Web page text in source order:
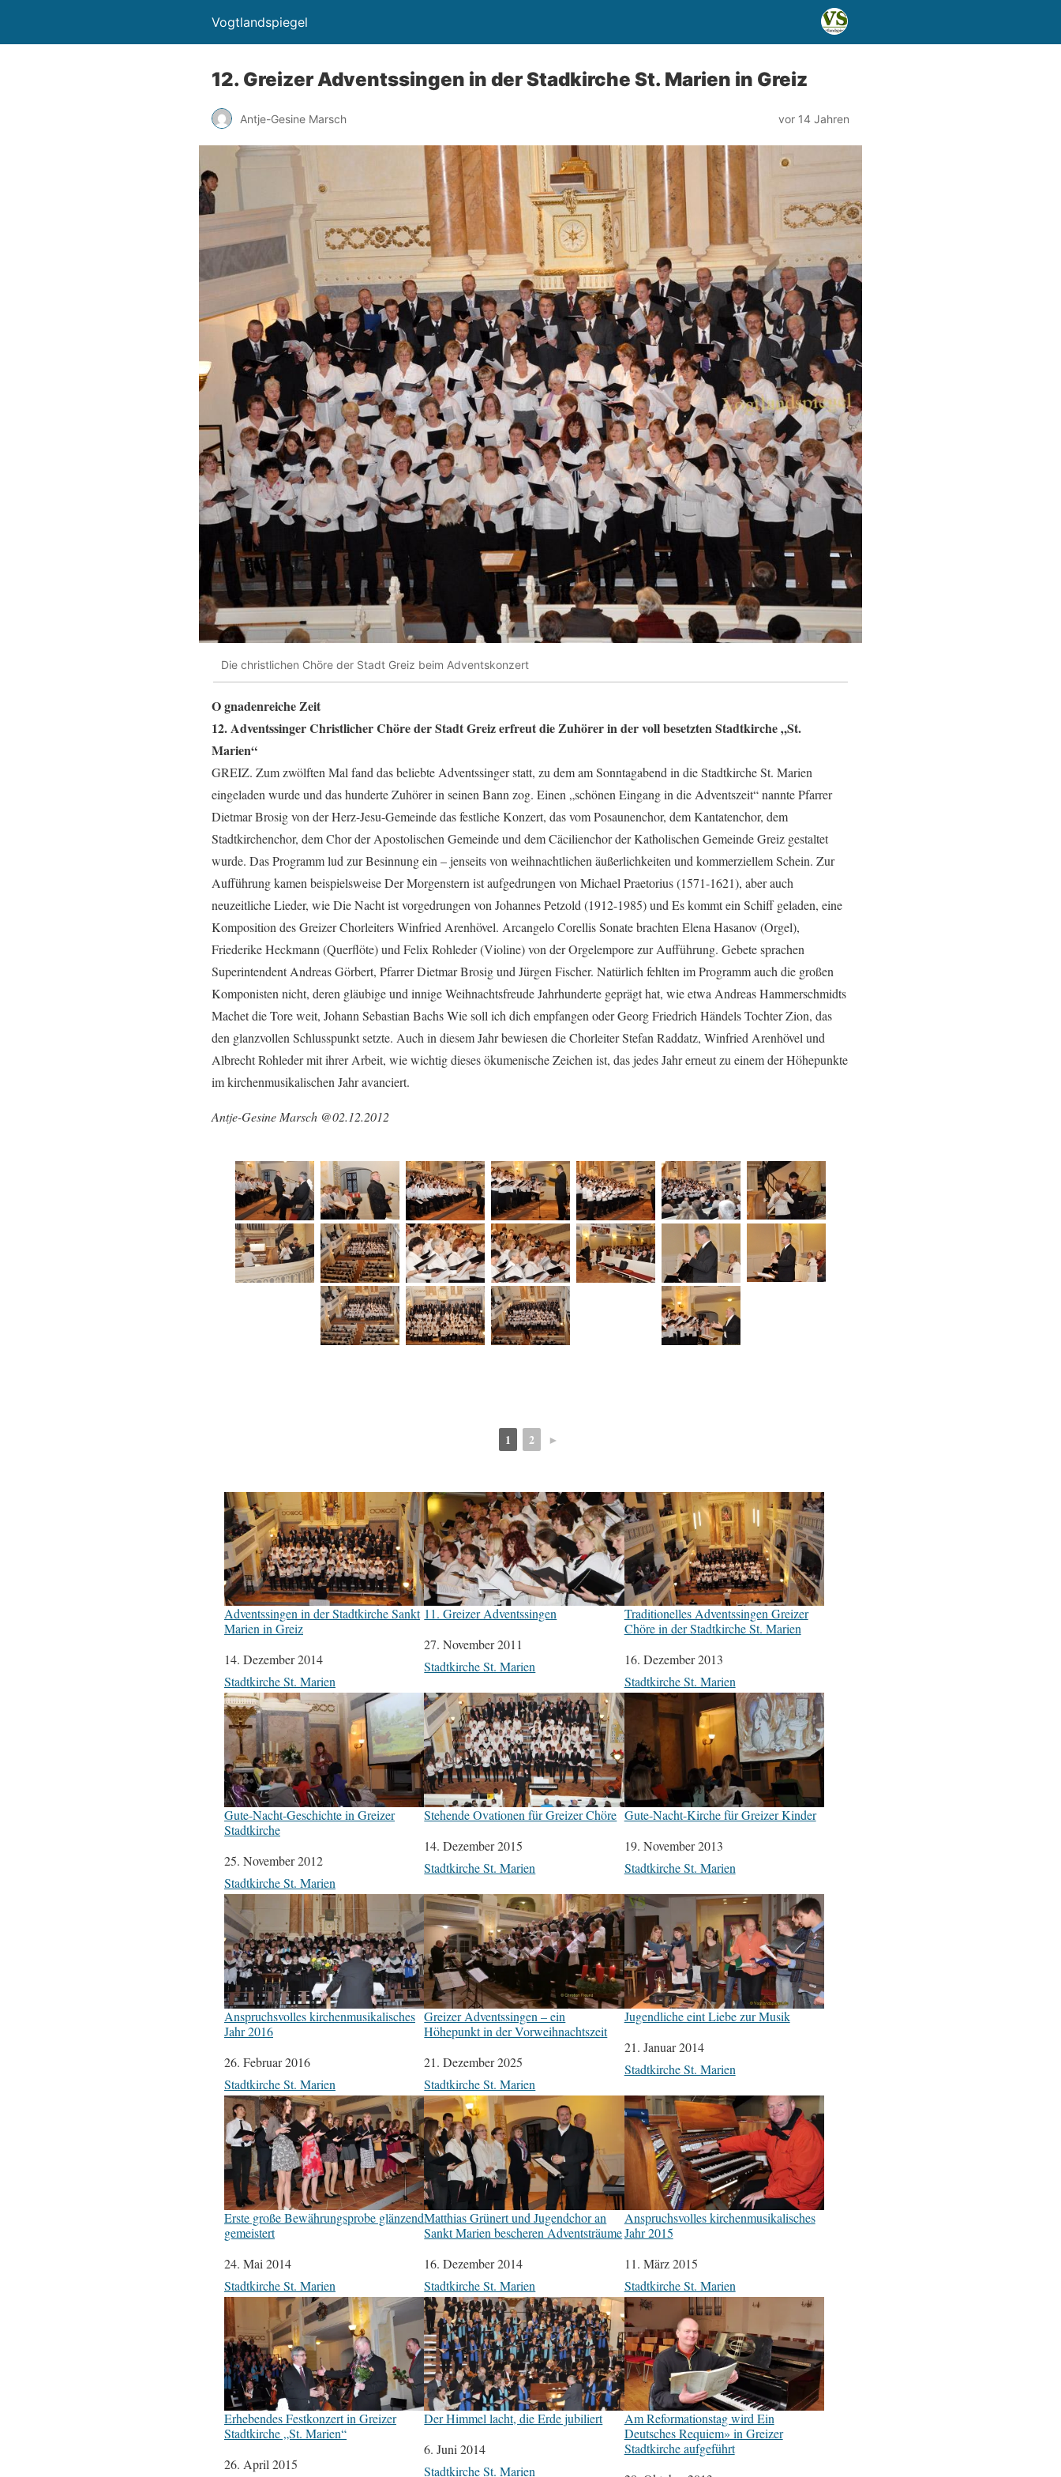
Vogtlandspiegel
12. Greizer Adventssingen in der Stadkirche St. Marien in Greiz
Antje-Gesine Marsch vor 14 Jahren
Die christlichen Chöre der Stadt Greiz beim Adventskonzert
O gnadenreiche Zeit
12. Adventssinger Christlicher Chöre der Stadt Greiz erfreut die Zuhörer in der voll besetzten Stadtkirche „St.
Marien“
GREIZ. Zum zwölften Mal fand das beliebte Adventssinger statt, zu dem am Sonntagabend in die Stadtkirche St. Marien
eingeladen wurde und das hunderte Zuhörer in seinen Bann zog. Einen „schönen Eingang in die Adventszeit“ nannte Pfarrer
Dietmar Brosig von der Herz-Jesu-Gemeinde das festliche Konzert, das vom Posaunenchor, dem Kantatenchor, dem
Stadtkirchenchor, dem Chor der Apostolischen Gemeinde und dem Cäcilienchor der Katholischen Gemeinde Greiz gestaltet
wurde. Das Programm lud zur Besinnung ein – jenseits von weihnachtlichen äußerlichkeiten und kommerziellem Schein. Zur
Aufführung kamen beispielsweise Der Morgenstern ist aufgedrungen von Michael Praetorius (1571-1621), aber auch
neuzeitliche Lieder, wie Die Nacht ist vorgedrungen von Johannes Petzold (1912-1985) und Es kommt ein Schiff geladen, eine
Komposition des Greizer Chorleiters Winfried Arenhövel. Arcangelo Corellis Sonate brachten Elena Hasanov (Orgel),
Friederike Heckmann (Querflöte) und Felix Rohleder (Violine) von der Orgelempore zur Aufführung. Gebete sprachen
Superintendent Andreas Görbert, Pfarrer Dietmar Brosig und Jürgen Fischer. Natürlich fehlten im Programm auch die großen
Komponisten nicht, deren gläubige und innige Weihnachtsfreude Jahrhunderte geprägt hat, wie etwa Andreas Hammerschmidts
Machet die Tore weit, Johann Sebastian Bachs Wie soll ich dich empfangen oder Georg Friedrich Händels Tochter Zion, das
den glanzvollen Schlusspunkt setzte. Auch in diesem Jahr bewiesen die Chorleiter Stefan Raddatz, Winfried Arenhövel und
Albrecht Rohleder mit ihrer Arbeit, wie wichtig dieses ökumenische Zeichen ist, das jedes Jahr erneut zu einem der Höhepunkte
im kirchenmusikalischen Jahr avanciert.
Antje-Gesine Marsch @02.12.2012
1 2 ►
Adventssingen in der Stadtkirche Sankt
Marien in Greiz
Datum
14. Dezember 2014
In Bezug auf
Stadtkirche St. Marien
11. Greizer Adventssingen
Datum
27. November 2011
In Bezug auf
Stadtkirche St. Marien
Traditionelles Adventssingen Greizer
Chöre in der Stadtkirche St. Marien
Datum
16. Dezember 2013
In Bezug auf
Stadtkirche St. Marien
Gute-Nacht-Geschichte in Greizer
Stadtkirche
Datum
25. November 2012
In Bezug auf
Stadtkirche St. Marien
Stehende Ovationen für Greizer Chöre
Datum
14. Dezember 2015
In Bezug auf
Stadtkirche St. Marien
Gute-Nacht-Kirche für Greizer Kinder
Datum
19. November 2013
In Bezug auf
Stadtkirche St. Marien
Anspruchsvolles kirchenmusikalisches
Jahr 2016
Datum
26. Februar 2016
In Bezug auf
Stadtkirche St. Marien
Greizer Adventssingen – ein
Höhepunkt in der Vorweihnachtszeit
Datum
21. Dezember 2025
In Bezug auf
Stadtkirche St. Marien
Jugendliche eint Liebe zur Musik
Datum
21. Januar 2014
In Bezug auf
Stadtkirche St. Marien
Erste große Bewährungsprobe glänzend
gemeistert
Datum
24. Mai 2014
In Bezug auf
Stadtkirche St. Marien
Matthias Grünert und Jugendchor an
Sankt Marien bescheren Adventsträume
Datum
16. Dezember 2014
In Bezug auf
Stadtkirche St. Marien
Anspruchsvolles kirchenmusikalisches
Jahr 2015
Datum
11. März 2015
In Bezug auf
Stadtkirche St. Marien
Erhebendes Festkonzert in Greizer
Stadtkirche „St. Marien“
Datum
26. April 2015
Der Himmel lacht, die Erde jubiliert
Datum
6. Juni 2014
In Bezug auf
Stadtkirche St. Marien
Am Reformationstag wird Ein
Deutsches Requiem» in Greizer
Stadtkirche aufgeführt